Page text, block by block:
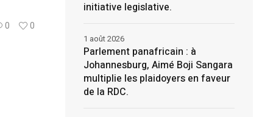
0 0
initiative legislative.
Parlement panafricain : à
Johannesburg, Aimé Boji Sangara
multiplie les plaidoyers en faveur
de la RDC.
1 août 2026